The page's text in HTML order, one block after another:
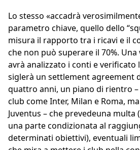
Lo stesso «accadrà
parametro chiave, quello dello
misura il rapporto tra i ricavi e il
che non può superare il 70%. Una
avrà analizzato i conti e verificato
siglerà un settlement agreement
quattro anni, un piano di rientro
club come Inter, Milan e Roma,
Juventus – che prevedeuna multa
una parte condizionata al
determinati obiettivi), eventuali